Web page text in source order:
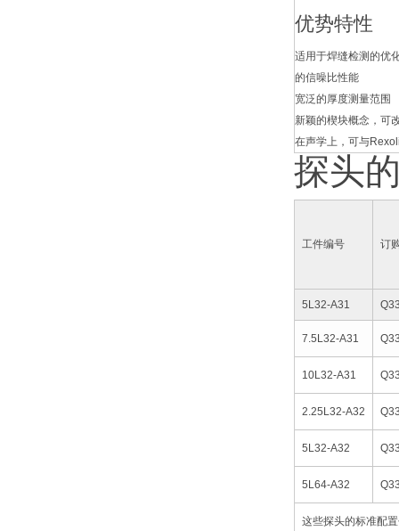
优势特性
适用于焊缝检测的优
的信噪比性能
宽泛的厚度测量范围
新颖的楔块概念，可
在声学上，可与
探头
工件编号 订
5L32-A31
7.5L32-A31
10L32-A31
2.25L32-A32
5L32-A32
5L64-A32
这些探头的标准配